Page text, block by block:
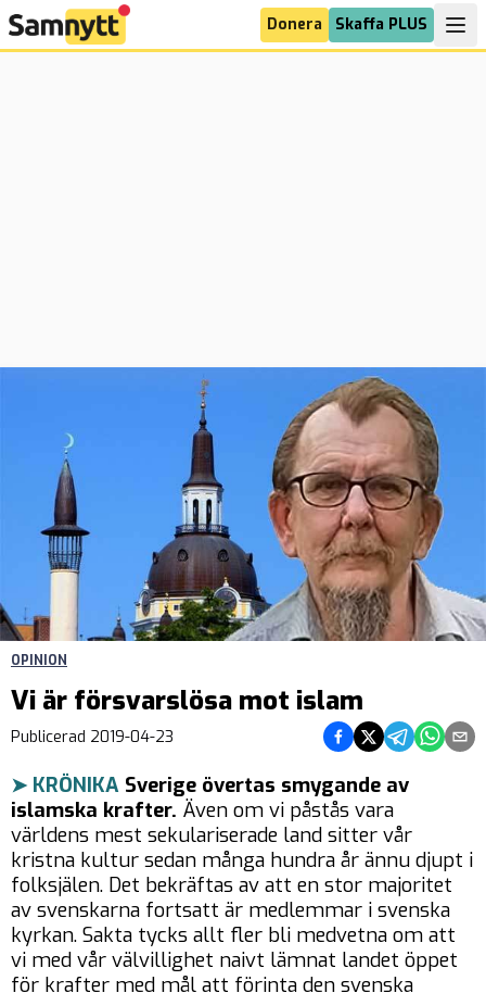
Donera Skaffa PLUS
OPINION
Vi är försvarslösa mot islam
Publicerad 2019-04-23 Dela på Facebook
Dela på Twitter
Dela påDela på
Dela
➤ KRÖNIKA Sverige övertas smygande av
islamska krafter. Även om vi påstås vara
världens mest sekulariserade land sitter vår
kristna kultur sedan många hundra år ännu djupt i
folksjälen. Det bekräftas av att en stor majoritet
av svenskarna fortsatt är medlemmar i svenska
kyrkan. Sakta tycks allt fler bli medvetna om att
vi med vår välvillighet naivt lämnat landet öppet
för krafter med mål att förinta den svenska